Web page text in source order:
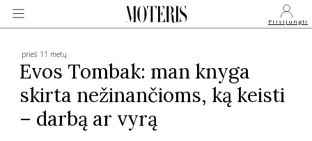
Prisijungti
VEIDAI
prieš 11 metų
Evos Tombak: man knyga
skirta nežinančioms, ką keisti
– darbą ar vyrą